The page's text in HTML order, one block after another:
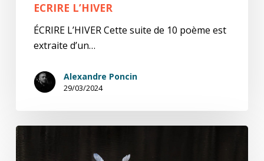
ECRIRE L’HIVER
ÉCRIRE L’HIVER Cette suite de 10 poème est
extraite d’un…
Alexandre Poncin
29/03/2024
natures
ViVes